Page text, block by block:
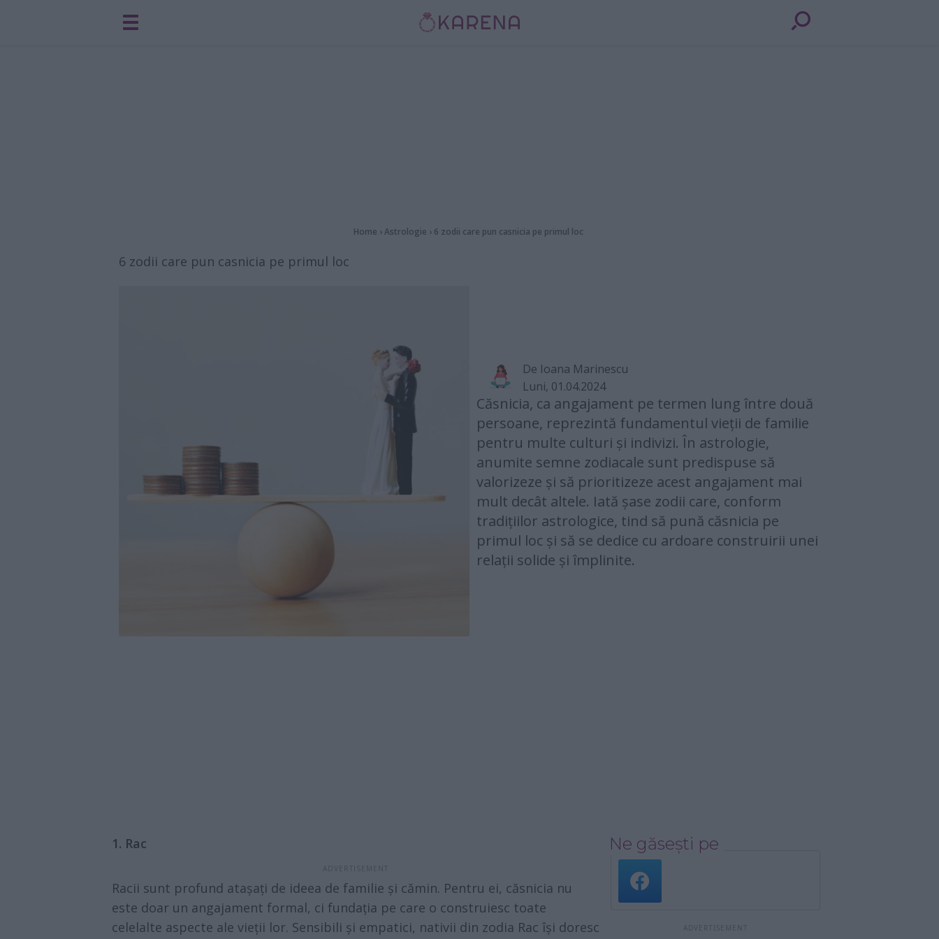
Home ›Astrologie › 6 zodii care pun casnicia pe primul loc
6 zodii care pun casnicia pe primul loc
De Ioana Marinescu
Luni, 01.04.2024
Căsnicia, ca angajament pe termen lung între două
persoane, reprezintă fundamentul vieții de familie
pentru multe culturi și indivizi. În astrologie,
anumite semne zodiacale sunt predispuse să
valorizeze și să prioritizeze acest angajament mai
mult decât altele. Iată șase zodii care, conform
tradițiilor astrologice, tind să pună căsnicia pe
primul loc și să se dedice cu ardoare construirii unei
relații solide și împlinite.
1. Rac
Racii sunt profund atașați de ideea de familie și cămin. Pentru ei, căsnicia nu
este doar un angajament formal, ci fundația pe care o construiesc toate
celelalte aspecte ale vieții lor. Sensibili și empatici, nativii din zodia Rac își doresc
Ne găsești pe